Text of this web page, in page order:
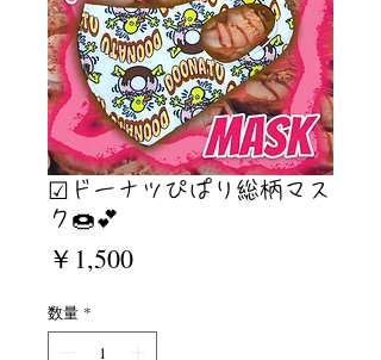
☑︎ドーナツぴぱり総柄マス
ク🍩💕
￥1,500価
数量 *